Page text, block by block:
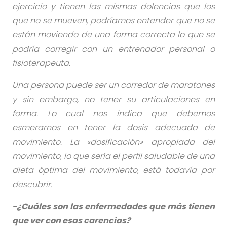
ejercicio y tienen las mismas dolencias que los
que no se mueven, podríamos entender que no se
están moviendo de una forma correcta lo que se
podría corregir con un entrenador personal o
fisioterapeuta.
Una persona puede ser un corredor de maratones
y sin embargo, no tener su articulaciones en
forma. Lo cual nos indica que debemos
esmerarnos en tener la dosis adecuada de
movimiento. La «dosificación» apropiada del
movimiento, lo que sería el perfil saludable de una
dieta óptima del movimiento, está todavía por
descubrir.
-¿Cuáles son las enfermedades que más tienen
que ver con esas carencias?